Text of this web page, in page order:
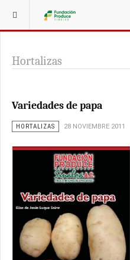
ESTÁ AQUÍ: PUBLICACIONES
Hortalizas
Variedades de papa
HORTALIZAS 28 NOVIEMBRE 2011